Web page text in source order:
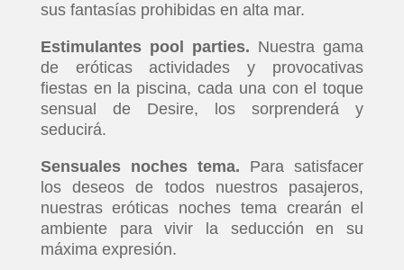
sus fantasías prohibidas en alta mar.
Estimulantes pool parties. Nuestra gama
de eróticas actividades y provocativas
fiestas en la piscina, cada una con el toque
sensual de Desire, los sorprenderá y
seducirá.
Sensuales noches tema. Para satisfacer
los deseos de todos nuestros pasajeros,
nuestras eróticas noches tema crearán el
ambiente para vivir la seducción en su
máxima expresión.